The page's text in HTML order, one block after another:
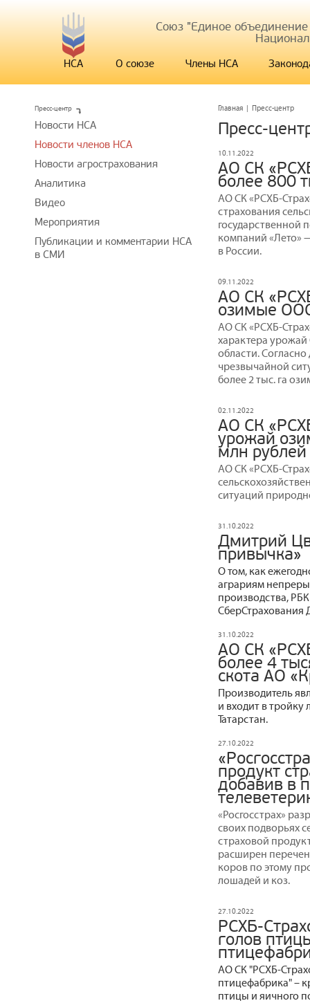
Союз "Единое
НСА О союзе Члены НСА
Главная | Пресс-центр
Пресс-
10.11.2022
АО СК
более 800
АО СК «РСХБ-
страхования
государственной
компаний «Лето»
в России.
09.11.2022
АО СК
озимые
АО СК «РСХБ-
характера
области. Согласно
чрезвычайной
более 2 тыс. га
02.11.2022
АО СК
урожай
млн рублей
АО СК «РСХБ-
ситуаций
31.10.2022
Дмитрий
привычка»
О том, как
аграриям
производства,
СберСтрахования
31.10.2022
АО СК
более 4
скота АО
Производитель
и входит в тройку
Татарстан.
27.10.2022
продукт
добавив в
«Росгосстрах»
своих подворьях
страховой
расширен
коров по этому
лошадей и коз.
27.10.2022
РСХБ-
голов
АО СК "РСХБ-
птицефабрика" –
птицы и яичного
Пресс-центр
Новости НСА
Новости членов НСА
Новости агрострахования
Аналитика
Видео
Мероприятия
Публикации и комментарии НСА
в СМИ